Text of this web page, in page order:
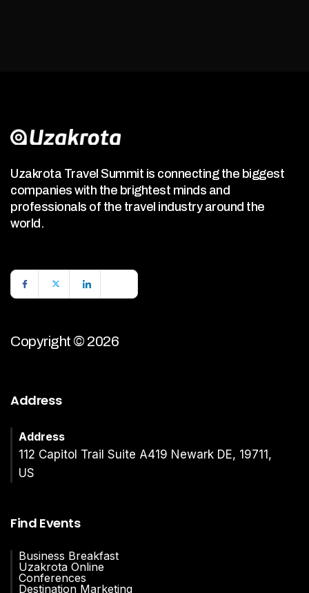
Uzakrota Travel Summit is connecting the biggest
companies with the brightest minds and
professionals of the travel industry around the
world.
Copyright © 2026
Address
Address
112 Capitol Trail Suite A419 Newark DE, 19711,
US
Find Events
Business Breakfast
Uzakrota Online
Conferences
Destination Marketing